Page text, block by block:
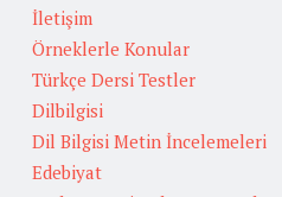
İletişim
Örneklerle Konular
Türkçe Dersi Testler
Dilbilgisi
Dil Bilgisi Metin İncelemeleri
Edebiyat